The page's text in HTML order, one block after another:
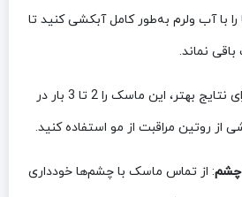
را با آب ولرم به‌طور کامل آبکشی کنید تا
نماند.
: برای نتایج بهتر، این ماسک را 2 تا 3 بار در
از روتین مراقبت از مو استفاده کنید.
چشم: از تماس ماسک با چشم‌ها خودداری